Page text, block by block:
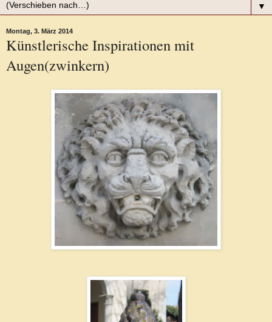
▼
Montag, 3. März 2014
Künstlerische Inspirationen mit
Augen(zwinkern)